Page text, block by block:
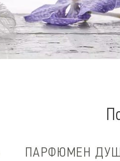
ПАРФЮМЕН